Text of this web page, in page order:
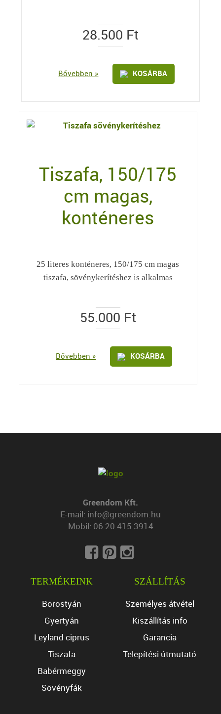
28.500 Ft
Bővebben » KOSÁRBA
Tiszafa, 150/175
cm magas,
konténeres
25 literes konténeres, 150/175 cm magas
tiszafa, sövénykerítéshez is alkalmas
55.000 Ft
Bővebben » KOSÁRBA
Greendom Kft.
E-mail: info@greendom.hu
Mobil: 06 20 415 3914
TERMÉKEINK
Borostyán
Gyertyán
Leyland ciprus
Tiszafa
Babérmeggy
Sövényfák
SZÁLLÍTÁS
Személyes átvétel
Kiszállítás info
Garancia
Telepítési útmutató